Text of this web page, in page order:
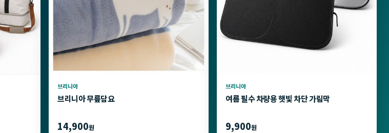
브리니아
브리니아 무릎담요
14,900원
브리니아
여름 필수 차량용 햇빛 차단 가림막
9,900원